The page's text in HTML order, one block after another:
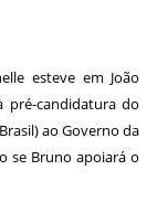
esteve em João
pré-candidatura do
ao Governo da
se Bruno apoiará o